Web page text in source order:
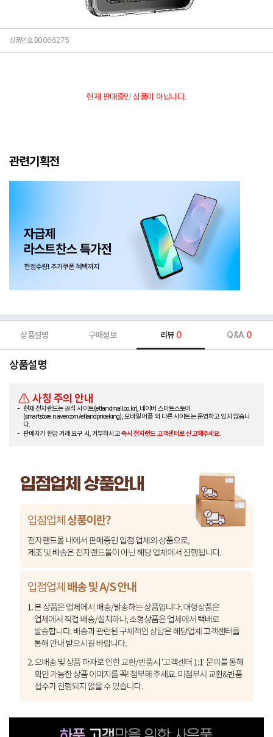
상품번호 B0066275
현재 판매중인 상품이 아닙니다.
관련기획전
상품설명 구매정보 리뷰 0 Q&A 0
상품설명
사칭 주의 안내
현재 전자랜드는 공식 사이트(etlandmall.co.kr), 네이버 스마트스토어
(smartstore.naver.com/etlandpriceking), 모바일 어플 외 다른 사이트는 운영하고 있지 않습니
다.
판매자가 현금 거래 요구 시, 거부하시고즉시 전자랜드 고객센터로 신고해주세요.